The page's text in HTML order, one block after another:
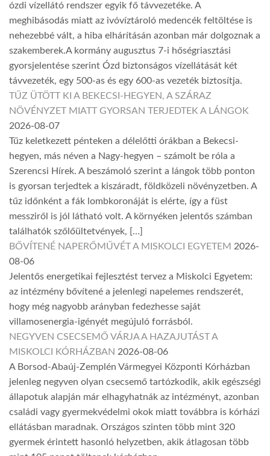
ózdi vízellátó rendszer egyik fő távvezetéke. A
meghibásodás miatt az ivóvíztároló medencék feltöltése is
nehezebbé vált, a hiba elhárításán azonban már dolgoznak a
szakemberek.A kormány augusztus 7-i hőségriasztási
gyorsjelentése szerint Ózd biztonságos vízellátását két
távvezeték, egy 500-as és egy 600-as vezeték biztosítja.
TŰZ ÜTÖTT KI A BEKECSI-HEGYEN, A SZÁRAZ
NÖVÉNYZET MIATT GYORSAN TERJEDTEK A LÁNGOK
2026-08-07
Tűz keletkezett pénteken a délelőtti órákban a Bekecsi-
hegyen, más néven a Nagy-hegyen – számolt be róla a
Szerencsi Hírek. A beszámoló szerint a lángok több ponton
is gyorsan terjedtek a kiszáradt, földközeli növényzetben. A
tűz időnként a fák lombkoronáját is elérte, így a füst
messziről is jól látható volt. A környéken jelentős számban
találhatók szőlőültetvények, […]
BŐVÍTENÉ NAPERŐMŰVÉT A MISKOLCI EGYETEM 2026-
08-06
Jelentős energetikai fejlesztést tervez a Miskolci Egyetem:
az intézmény bővítené a jelenlegi napelemes rendszerét,
hogy még nagyobb arányban fedezhesse saját
villamosenergia-igényét megújuló forrásból.
NEGYVEN CSECSEMŐ VÁRJA A HAZAJUTÁST A
MISKOLCI KÓRHÁZBAN 2026-08-06
A Borsod-Abaúj-Zemplén Vármegyei Központi Kórházban
jelenleg negyven olyan csecsemő tartózkodik, akik egészségi
állapotuk alapján már elhagyhatnák az intézményt, azonban
családi vagy gyermekvédelmi okok miatt továbbra is kórházi
ellátásban maradnak. Országos szinten több mint 320
gyermek érintett hasonló helyzetben, akik átlagosan több